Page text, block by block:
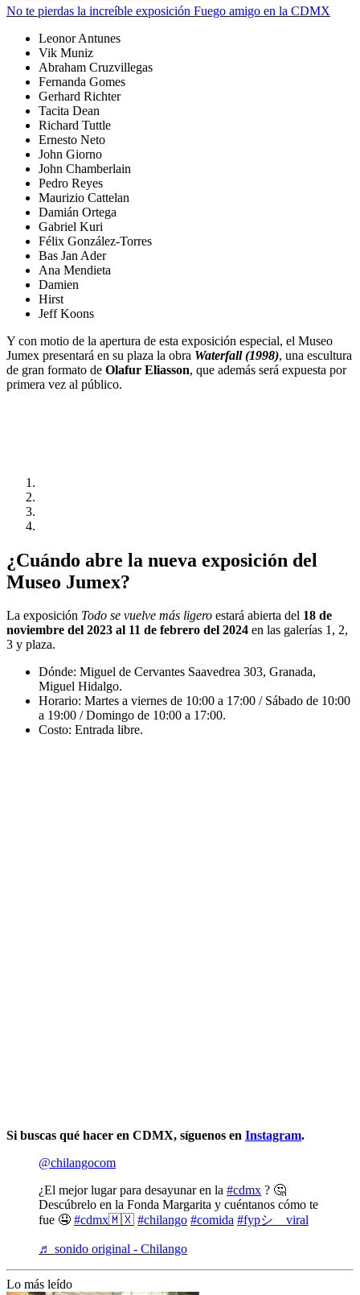
No te pierdas la increíble exposición Fuego amigo en la CDMX
Leonor Antunes
Vik Muniz
Abraham Cruzvillegas
Fernanda Gomes
Gerhard Richter
Tacita Dean
Richard Tuttle
Ernesto Neto
John Giorno
John Chamberlain
Pedro Reyes
Maurizio Cattelan
Damián Ortega
Gabriel Kuri
Félix González-Torres
Bas Jan Ader
Ana Mendieta
Damien
Hirst
Jeff Koons
Y con motio de la apertura de esta exposición especial, el Museo
Jumex presentará en su plaza la obra Waterfall (1998), una escultura
de gran formato de Olafur Eliasson, que además será expuesta por
primera vez al público.
¿Cuándo abre la nueva exposición del
Museo Jumex?
La exposición Todo se vuelve más ligero estará abierta del 18 de
noviembre del 2023 al 11 de febrero del 2024 en las galerías 1, 2,
3 y plaza.
Dónde: Miguel de Cervantes Saavedrea 303, Granada,
Miguel Hidalgo.
Horario: Martes a viernes de 10:00 a 17:00 / Sábado de 10:00
a 19:00 / Domingo de 10:00 a 17:00.
Costo: Entrada libre.
Si buscas qué hacer en CDMX, síguenos en Instagram.
@chilangocom
¿El mejor lugar para desayunar en la #cdmx ? 🤔
Descúbrelo en la Fonda Margarita y cuéntanos cómo te
fue 🤤 #cdmx🇲🇽 #chilango #comida #fypシ゚viral
♬ sonido original - Chilango
Lo más leído